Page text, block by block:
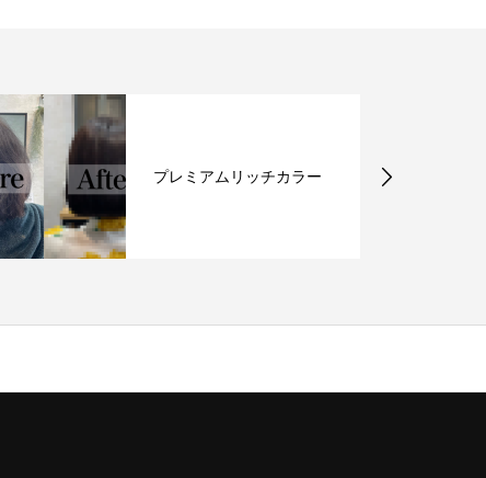
プレミアムリッチカラー